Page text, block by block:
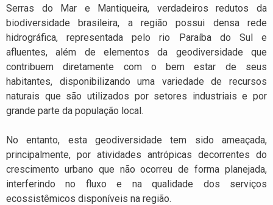
Serras do Mar e Mantiqueira, verdadeiros redutos da
biodiversidade brasileira, a região possui densa rede
hidrográfica, representada pelo rio Paraíba do Sul e
afluentes, além de elementos da geodiversidade que
contribuem diretamente com o bem estar de seus
habitantes, disponibilizando uma variedade de recursos
naturais que são utilizados por setores industriais e por
grande parte da população local.
No entanto, esta geodiversidade tem sido ameaçada,
principalmente, por atividades antrópicas decorrentes do
crescimento urbano que não ocorreu de forma planejada,
interferindo no fluxo e na qualidade dos serviços
ecossistêmicos disponíveis na região.